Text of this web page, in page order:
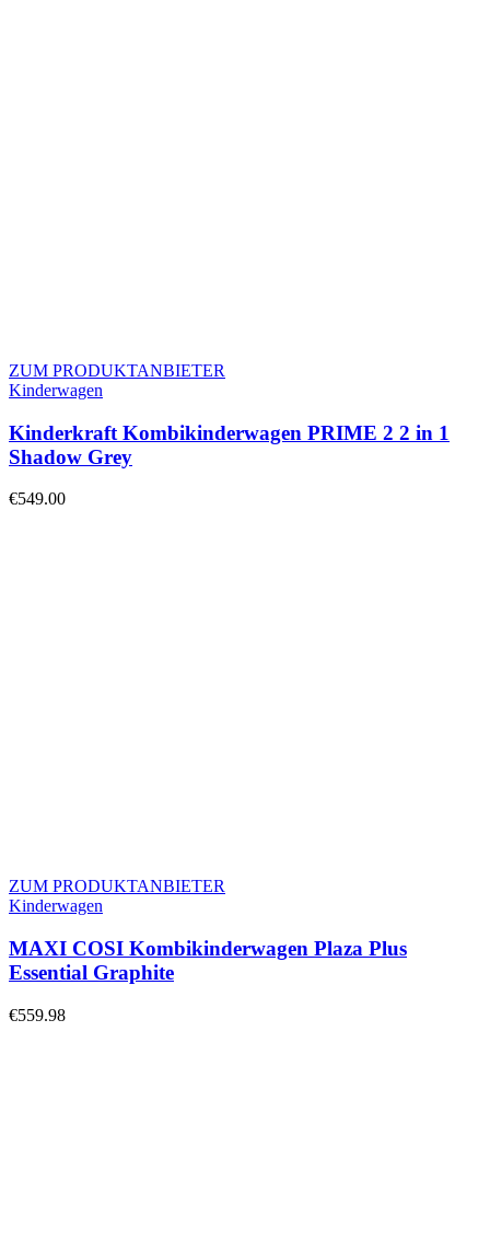
ZUM PRODUKTANBIETER
Kinderwagen
Kinderkraft Kombikinderwagen PRIME 2 2 in 1
Shadow Grey
€549.00
ZUM PRODUKTANBIETER
Kinderwagen
MAXI COSI Kombikinderwagen Plaza Plus
Essential Graphite
€559.98